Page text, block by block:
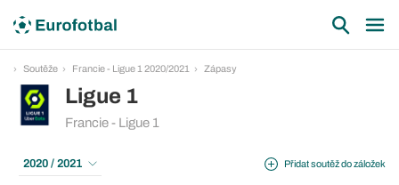
Soutěže Francie - Ligue 1 2020/2021 Zápasy
Ligue 1
Francie - Ligue 1
Přidat soutěž do záložek
2020 / 2021